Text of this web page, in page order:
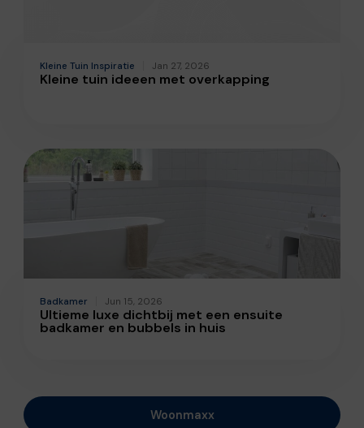
Kleine Tuin Inspiratie Jan 27, 2026
Kleine tuin ideeen met overkapping
Badkamer Jun 15, 2026
Ultieme luxe dichtbij met een ensuite
badkamer en bubbels in huis
Woonmaxx